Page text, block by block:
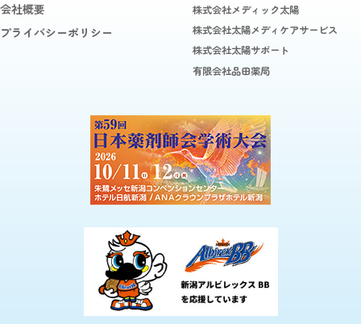
会社概要
プライバシーポリシー
株式会社メディック太陽
株式会社太陽メディケアサービス
株式会社太陽サポート
有限会社品田薬局